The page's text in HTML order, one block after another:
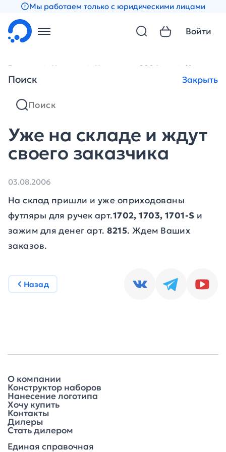
Мы работаем только с юридическими лицами
Поиск Закрыть
Войти
Главная Новости Новости за 2006 год Уже на
Уже на складе и ждут
своего заказчика
03.08.2006
На склад пришли и уже оприходованы
футляры для ручек арт.1702, 1703, 1701-S и
зажим для денег арт.8215. Ждем Ваших
заказов.
Назад
О компании
Конструктор наборов
Нанесение логотипа
Хочу купить
Контакты
Дилеры
Стать дилером
Единая справочная